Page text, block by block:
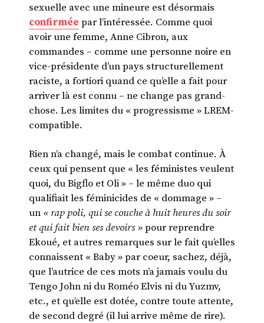
sexuelle avec une mineure est désormais
confirmée par l’intéressée. Comme quoi
avoir une femme, Anne Cibron, aux
commandes – comme une personne noire en
vice-présidente d’un pays structurellement
raciste, a fortiori quand ce qu’elle a fait pour
arriver là est connu – ne change pas grand-
chose. Les limites du « progressisme » LREM-
compatible.
Rien n’a changé, mais le combat continue. À
ceux qui pensent que « les féministes veulent
quoi, du Bigflo et Oli » – le même duo qui
qualifiait les féminicides de « dommage » –
un « rap poli, qui se couche à huit heures du soir
et qui fait bien ses devoirs »pour reprendre
Ekoué, et autres remarques sur le fait qu’elles
connaissent « Baby » par coeur, sachez, déjà,
que l’autrice de ces mots n’a jamais voulu du
Tengo John ni du Roméo Elvis ni du Yuzmv,
etc., et qu’elle est dotée, contre toute attente,
de second degré (il lui arrive même de rire).